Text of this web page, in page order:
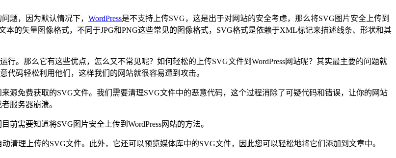
题，因为默认情况下， WordPress是不支持上传SVG，这是出于对网站的安全考虑，那么将SVG图片安全上传到
本的矢量图像格式，不同于JPG和PNG这些常见的图像格式，SVG格式是依赖于XML标记来描述线条、形状和其
。那么它有这些优点，怎么又不常见呢？如何轻松的上传SVG文件到WordPress网站呢？其实最主要的问题就
码轻松利用他们，这样我们的网站就很容易遭到攻击。
源免费获取的SVG文件。我们需要清理SVG文件中的恶意代码，这个过程消除了可疑代码和错误，让你的网站
服务器崩溃。
前需要知道将SVG图片安全上传到WordPress网站的方法。
清理上传的SVG文件。此外，它还可以预览媒体库中的SVG文件，因此您可以轻松地将它们添加到文章中。